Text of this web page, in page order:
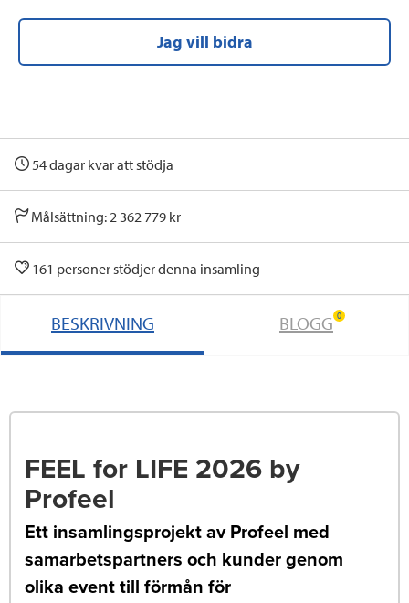
Jag vill bidra
54 dagar kvar att stödja
Målsättning: 2 362 779 kr
161 personer stödjer denna insamling
BESKRIVNING BLOGG 0
FEEL for LIFE 2026 by
Profeel
Ett insamlingsprojekt av Profeel med
samarbetspartners och kunder genom
olika event till förmån för